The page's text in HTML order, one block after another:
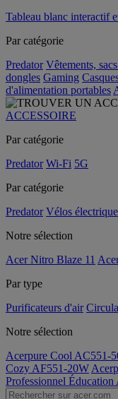
Tableau blanc interactif
Par catégorie
Predator Vêtements,
dongles Gaming
d'alimentation portables
ACCESSOIRE
Par catégorie
Predator Wi-Fi 5G
Par catégorie
Predator Vélos
Notre sélection
Acer Nitro Blaze 11
Par type
Purificateurs d'air
Notre sélection
Acerpure Cool AC551-
Cozy AF551-20W
Professionnel Éducation